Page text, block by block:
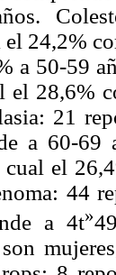
24,2%
a 50-59
el 28,6%
21
a 60-69
cual el
44
a 4t»